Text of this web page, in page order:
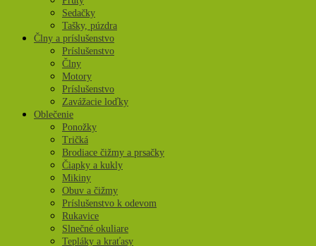
Sedačky
Tašky, púzdra
Člny a príslušenstvo
Príslušenstvo
Člny
Motory
Príslušenstvo
Zavážacie loďky
Oblečenie
Ponožky
Tričká
Brodiace čižmy a prsačky
Čiapky a kukly
Mikiny
Obuv a čižmy
Príslušenstvo k odevom
Rukavice
Slnečné okuliare
Tepláky a kraťasy